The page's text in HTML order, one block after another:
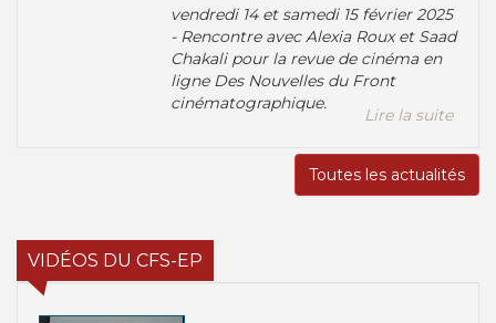
vendredi 14 et samedi 15 février 2025
- Rencontre avec Alexia Roux et Saad
Chakali pour la revue de cinéma en
ligne Des Nouvelles du Front
cinématographique.
Lire la suite
Toutes les actualités
VIDÉOS DU CFS-EP